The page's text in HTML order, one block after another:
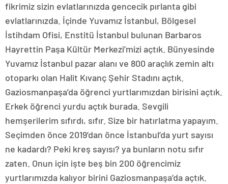
fikrimiz sizin evlatlarınızda gencecik pırlanta gibi
evlatlarınızda. İçinde Yuvamız İstanbul, Bölgesel
İstihdam Ofisi, Enstitü İstanbul bulunan Barbaros
Hayrettin Paşa Kültür Merkezi’mizi açtık. Bünyesinde
Yuvamız İstanbul pazar alanı ve 800 araçlık zemin altı
otoparkı olan Halit Kıvanç Şehir Stadını açtık.
Gaziosmanpaşa’da öğrenci yurtlarımızdan birisini açtık.
Erkek öğrenci yurdu açtık burada. Sevgili
hemşerilerim sıfırdı, sıfır. Size bir hatırlatma yapayım.
Seçimden önce 2019’dan önce İstanbul’da yurt sayısı
ne kadardı? Peki kreş sayısı? ya bunların notu sıfır
zaten. Onun için işte beş bin 200 öğrencimiz
yurtlarımızda kalıyor birini Gaziosmanpaşa’da açtık.